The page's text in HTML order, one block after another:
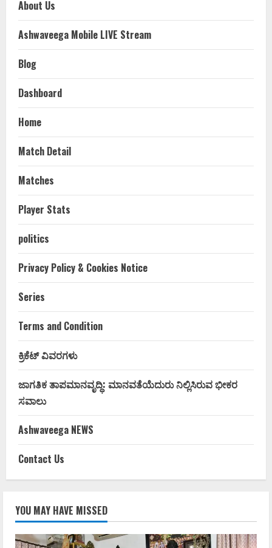
About Us
Ashwaveega Mobile LIVE Stream
Blog
Dashboard
Home
Match Detail
Matches
Player Stats
politics
Privacy Policy & Cookies Notice
Series
Terms and Condition
ಕ್ರಿಕೆಟ್ ವಿವರಗಳು
ಜಾಗತಿಕ ತಾಪಮಾನವೃದ್ಧಿ: ಮಾನವತೆಯೆದುರು ನಿಲ್ಲಿಸಿರುವ ಭೀಕರ
ಸವಾಲು
Ashwaveega NEWS
Contact Us
YOU MAY HAVE MISSED